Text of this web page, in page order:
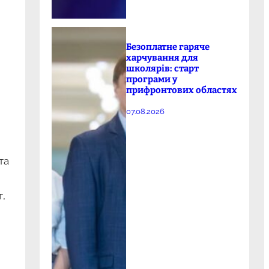
Безоплатне гаряче
харчування для
школярів: старт
програми у
прифронтових областях
07.08.2026